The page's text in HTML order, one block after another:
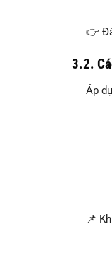
👉
3.2.
Áp
📌 Khi